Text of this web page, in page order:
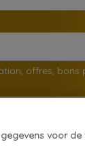
offres, bons
voor de